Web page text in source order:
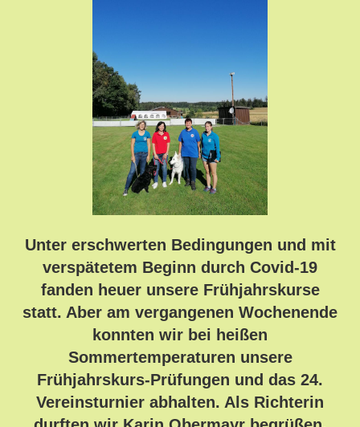
Unter erschwerten Bedingungen und mit
verspätetem Beginn durch Covid-19
fanden heuer unsere Frühjahrskurse
statt. Aber am vergangenen Wochenende
konnten wir bei heißen
Sommertemperaturen unsere
Frühjahrskurs-Prüfungen und das 24.
Vereinsturnier abhalten. Als Richterin